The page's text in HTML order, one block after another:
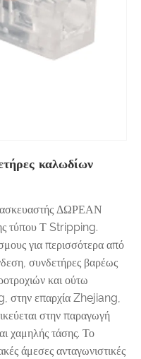
καλωδίων
ΔΩΡΕΑΝ
τύπου Τ Stripping.
για περισσότερα από
συνδετήρες βαρέως
και ούτω
στην επαρχία Zhejiang,
στην παραγωγή
χαμηλής τάσης. Το
άμεσες ανταγωνιστικές